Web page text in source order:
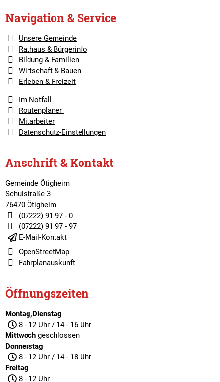
Navigation & Service
Unsere Gemeinde
Rathaus & Bürgerinfo
Bildung & Familien
Wirtschaft & Bauen
Erleben & Freizeit
Im Notfall
Routenplaner
Mitarbeiter
Datenschutz-Einstellungen
Anschrift & Kontakt
Gemeinde Ötigheim
Schulstraße 3
76470 Ötigheim
(07222) 91 97 - 0
(07222) 91 97 - 97
E-Mail-Kontakt
OpenStreetMap
Fahrplanauskunft
Öffnungszeiten
Montag,Dienstag
8 - 12 Uhr / 14 - 16 Uhr
Mittwochgeschlossen
Donnerstag
8 - 12 Uhr / 14 - 18 Uhr
Freitag
8 - 12 Uhr